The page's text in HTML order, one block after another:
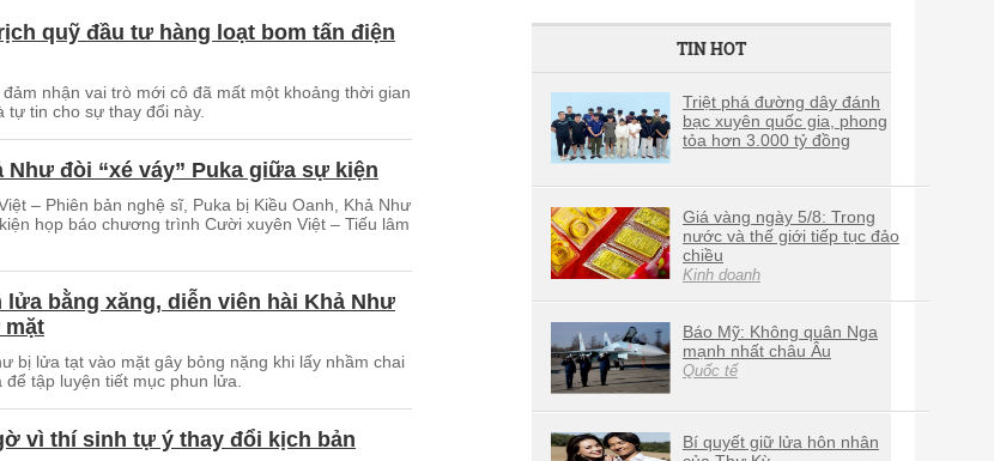
quỹ đầu tư hàng loạt bom tấn điện
nhận vai trò mới cô đã mất một khoảng thời gian
tự tin cho sự thay đổi này.
Như đòi “xé váy” Puka giữa sự kiện
– Phiên bản nghệ sĩ, Puka bị Kiều Oanh, Khả Như
họp báo chương trình Cười xuyên Việt – Tiếu lâm
lửa bằng xăng, diễn viên hài Khả Như
mặt
bị lửa tạt vào mặt gây bỏng nặng khi lấy nhầm chai
tập luyện tiết mục phun lửa.
vì thí sinh tự ý thay đổi kịch bản
TIN HOT
Triệt phá đường dây đánh
bạc xuyên quốc gia, phong
tỏa hơn 3.000 tỷ đồng
Giá vàng ngày 5/8: Trong
nước và thế giới tiếp tục đảo
chiều
Kinh doanh
Báo Mỹ: Không quân Nga
mạnh nhất châu Âu
Quốc tế
Bí quyết giữ lửa hôn nhân